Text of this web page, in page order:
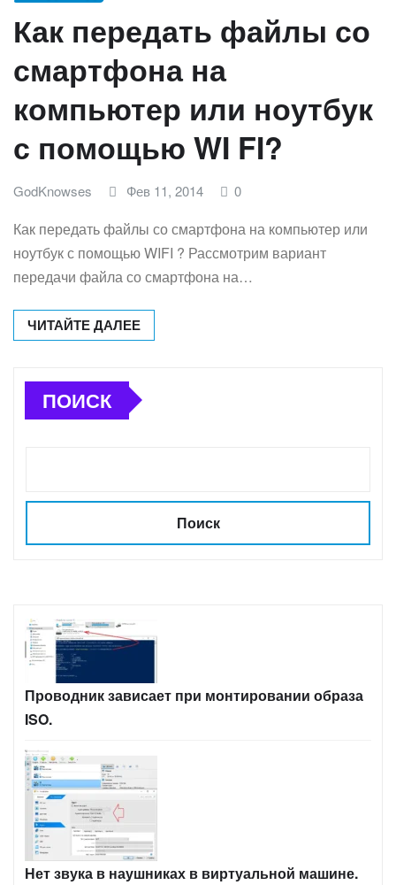
Как передать файлы со
смартфона на
компьютер или ноутбук
с помощью WI FI?
GodKnowses Фев 11, 2014 0
Как передать файлы со смартфона на компьютер или
ноутбук с помощью WIFI ? Рассмотрим вариант
передачи файла со смартфона на…
ЧИТАЙТЕ ДАЛЕЕ
ПОИСК
Поиск
Проводник зависает при монтировании образа
ISO.
Нет звука в наушниках в виртуальной машине.